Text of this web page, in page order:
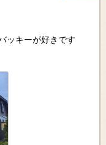
ッキーが好きです